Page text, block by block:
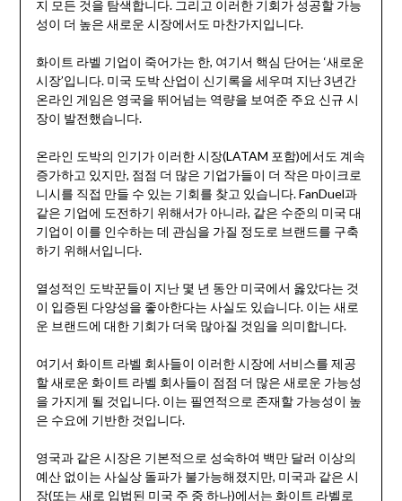
지 모든 것을 탐색합니다. 그리고 이러한 기회가 성공할 가능
성이 더 높은 새로운 시장에서도 마찬가지입니다.
화이트 라벨 기업이 죽어가는 한, 여기서 핵심 단어는 ‘새로운
시장’입니다. 미국 도박 산업이 신기록을 세우며 지난 3년간
온라인 게임은 영국을 뛰어넘는 역량을 보여준 주요 신규 시
장이 발전했습니다.
온라인 도박의 인기가 이러한 시장(LATAM 포함)에서도 계속
증가하고 있지만, 점점 더 많은 기업가들이 더 작은 마이크로
니시를 직접 만들 수 있는 기회를 찾고 있습니다. FanDuel과
같은 기업에 도전하기 위해서가 아니라, 같은 수준의 미국 대
기업이 이를 인수하는 데 관심을 가질 정도로 브랜드를 구축
하기 위해서입니다.
열성적인 도박꾼들이 지난 몇 년 동안 미국에서 옳았다는 것
이 입증된 다양성을 좋아한다는 사실도 있습니다. 이는 새로
운 브랜드에 대한 기회가 더욱 많아질 것임을 의미합니다.
여기서 화이트 라벨 회사들이 이러한 시장에 서비스를 제공
할 새로운 화이트 라벨 회사들이 점점 더 많은 새로운 가능성
을 가지게 될 것입니다. 이는 필연적으로 존재할 가능성이 높
은 수요에 기반한 것입니다.
영국과 같은 시장은 기본적으로 성숙하여 백만 달러 이상의
예산 없이는 사실상 돌파가 불가능해졌지만, 미국과 같은 시
장(또는 새로 입법된 미국 주 중 하나)에서는 화이트 라벨로